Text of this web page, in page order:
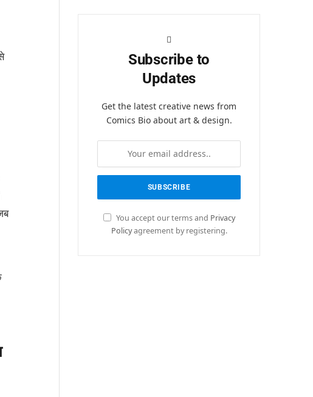
Subscribe to
Updates
Get the latest creative news from
Comics Bio about art & design.
You accept our terms and Privacy
Policyagreement by registering.